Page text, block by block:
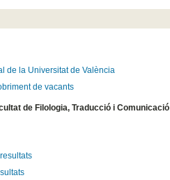
de la Universitat de València
de vacants
de Filologia, Traducció i Comunicació